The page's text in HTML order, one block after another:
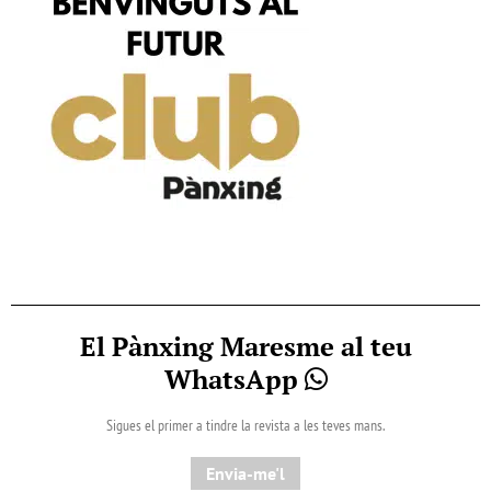
El Pànxing Maresme al teu
WhatsApp
Sigues el primer a tindre la revista a les teves mans.
Envia-me'l